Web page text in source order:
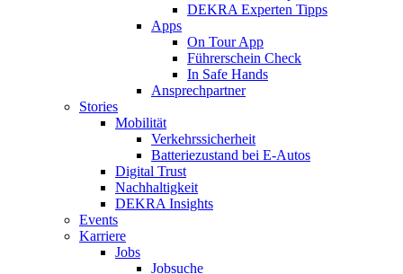
DEKRA Experten Tipps
Apps
On Tour App
Führerschein Check
In Safe Hands
Ansprechpartner
Stories
Mobilität
Verkehrssicherheit
Batteriezustand bei E-Autos
Digital Trust
Nachhaltigkeit
DEKRA Insights
Events
Karriere
Jobs
Jobsuche